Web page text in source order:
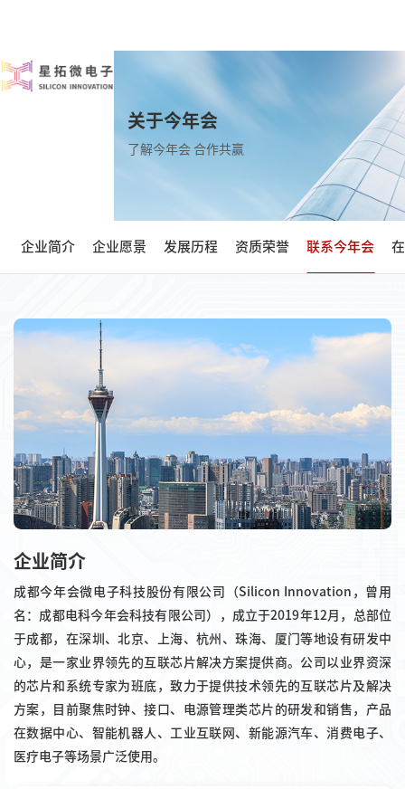
关于今年会
了解今年会 合作共赢
企业简介 企业愿景 发展历程 资质荣誉 联系今年会
企业简介
成都今年会微电子科技股份有限公司（Silicon Innovation，曾用
名：成都电科今年会科技有限公司），成立于2019年12月，总部位
于成都，在深圳、北京、上海、杭州、珠海、厦门等地设有研发中
心，是一家业界领先的互联芯片解决方案提供商。公司以业界资深
的芯片和系统专家为班底，致力于提供技术领先的互联芯片及解决
方案，目前聚焦时钟、接口、电源管理类芯片的研发和销售，产品
在数据中心、智能机器人、工业互联网、新能源汽车、消费电子、
医疗电子等场景广泛使用。